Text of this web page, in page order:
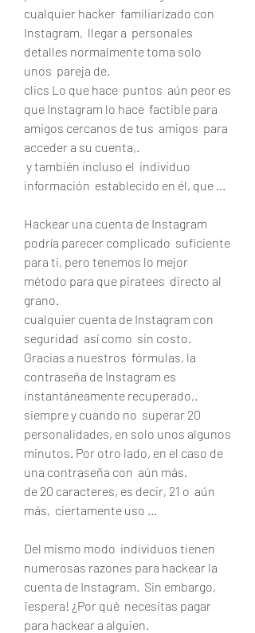
cualquier hacker  familiarizado con
Instagram,  llegar a  personales
detalles normalmente toma solo
unos  pareja de.
clics Lo que hace  puntos  aún peor es
que Instagram lo hace  factible para
amigos cercanos de tus  amigos  para
acceder a su cuenta,.
información  establecido en él, que ...
Hackear una cuenta de Instagram
podría parecer complicado  suficiente
para ti, pero tenemos lo mejor
método para que piratees  directo al
grano.
cualquier cuenta de Instagram con
seguridad  así como  sin costo.
Gracias a nuestros  fórmulas, la
contraseña de Instagram es
instantáneamente recuperado,.
siempre y cuando no  superar 20
personalidades, en solo unos algunos
minutos. Por otro lado, en el caso de
una contraseña con  aún más.
de 20 caracteres, es decir, 21 o  aún
más,  ciertamente uso ...
Del mismo modo  individuos tienen
numerosas razones para hackear la
cuenta de Instagram.  Sin embargo,
¡espera! ¿Por qué  necesitas pagar
para hackear a alguien.